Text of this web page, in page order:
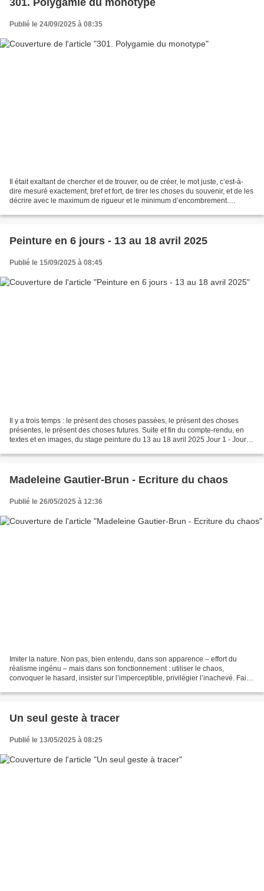
Publié le 24/09/2025 à 08:35
Il était exaltant de chercher et de trouver, ou de créer, le mot juste, c’est-à-
dire mesuré exactement, bref et fort, de tirer les choses du souvenir, et de les
décrire avec le maximum de rigueur et le minimum d’encombrement.
Peinture en 6 jours - 13 au 18 avril 2025
Publié le 15/09/2025 à 08:45
Il y a trois temps : le présent des choses passées, le présent des choses
présentes, le présent des choses futures. Suite et fin du compte-rendu, en
textes et en images, du stage peinture du 13 au 18 avril 2025 Jour 1 - Jour 2
Madeleine Gautier-Brun - Ecriture du chaos
Publié le 26/05/2025 à 12:36
Imiter la nature. Non pas, bien entendu, dans son apparence – effort du
réalisme ingénu – mais dans son fonctionnement : utiliser le chaos,
convoquer le hasard, insister sur l’imperceptible, privilégier l’inachevé. Faire
Un seul geste à tracer
Publié le 13/05/2025 à 08:25